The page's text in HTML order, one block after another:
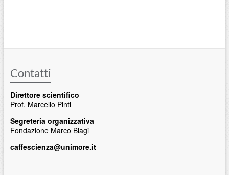
Contatti
Direttore scientifico
Prof. Marcello Pinti
Segreteria organizzativa
Fondazione Marco Biagi
caffescienza@unimore.it